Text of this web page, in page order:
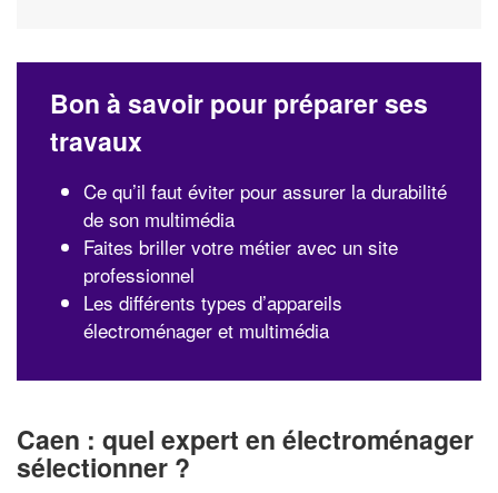
Bon à savoir pour préparer ses
travaux
Ce qu’il faut éviter pour assurer la durabilité
de son multimédia
Faites briller votre métier avec un site
professionnel
Les différents types d’appareils
électroménager et multimédia
Caen : quel expert en électroménager
sélectionner ?